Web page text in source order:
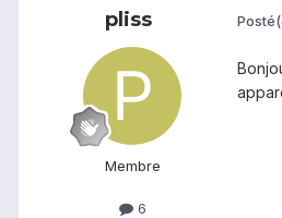
pliss
Membre
6